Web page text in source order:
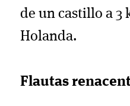
de un castillo a 3
Holanda.
Flautas